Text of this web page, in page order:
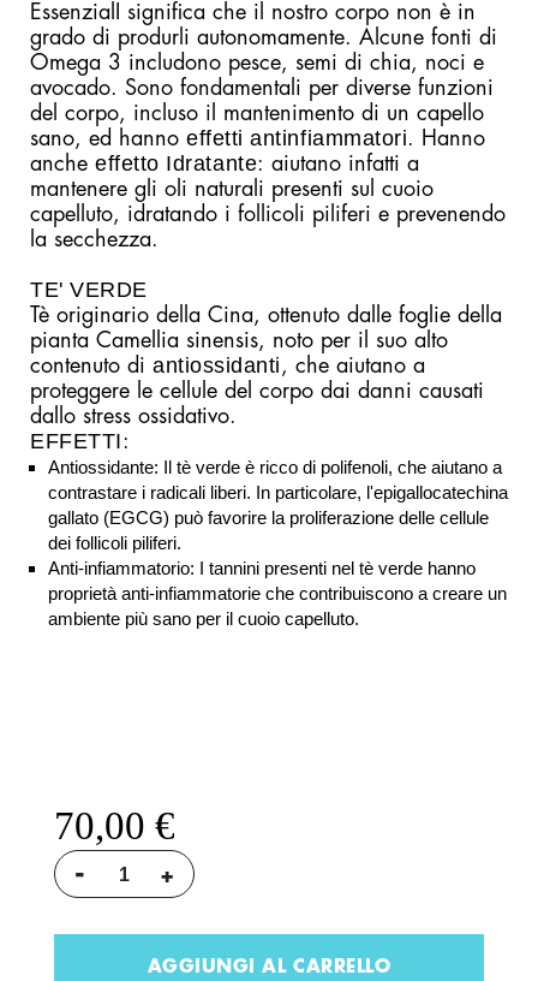
EssenzialI significa che il nostro corpo non è in
grado di produrli autonomamente. Alcune fonti di
Omega 3 includono pesce, semi di chia, noci e
avocado. Sono fondamentali per diverse funzioni
del corpo, incluso il mantenimento di un capello
sano, ed hanno effetti antinfiammatori. Hanno
anche effetto Idratante: aiutano infatti a
mantenere gli oli naturali presenti sul cuoio
capelluto, idratando i follicoli piliferi e prevenendo
la secchezza.
TE' VERDE
Tè originario della Cina, ottenuto dalle foglie della
pianta Camellia sinensis, noto per il suo alto
contenuto di antiossidanti , che aiutano a
proteggere le cellule del corpo dai danni causati
dallo stress ossidativo.
EFFETTI :
Antiossidante: Il tè verde è ricco di polifenoli, che aiutano a
contrastare i radicali liberi. In particolare, l'epigallocatechina
gallato (EGCG) può favorire la proliferazione delle cellule
dei follicoli piliferi.
Anti-infiammatorio: I tannini presenti nel tè verde hanno
proprietà anti-infiammatorie che contribuiscono a creare un
ambiente più sano per il cuoio capelluto.
70,00 €
- +
AGGIUNGI AL CARRELLO